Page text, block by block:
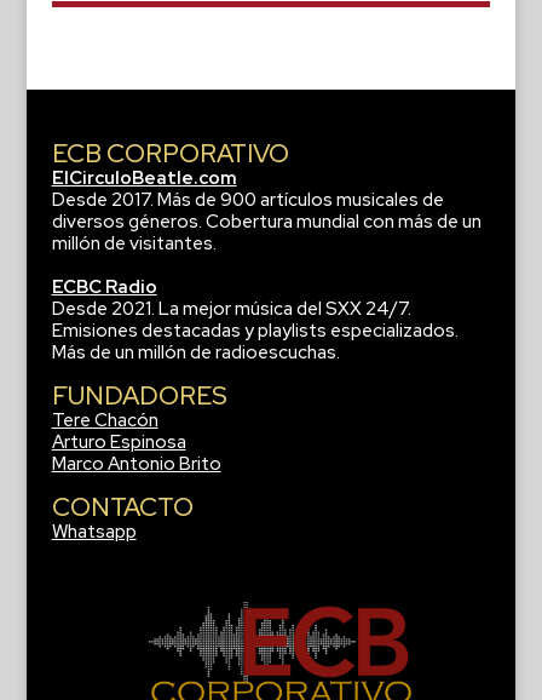
ECB CORPORATIVO
ElCirculoBeatle.com
Desde 2017. Más de 900 artículos musicales de
diversos géneros. Cobertura mundial con más de un
millón de visitantes.
ECBC Radio
Desde 2021. La mejor música del SXX 24/7.
Emisiones destacadas y playlists especializados.
Más de un millón de radioescuchas.
FUNDADORES
Tere Chacón
Arturo Espinosa
Marco Antonio Brito
CONTACTO
Whatsapp